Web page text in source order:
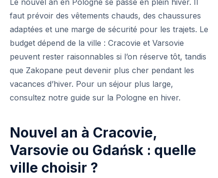
Le nouvel an en Pologne se passe en plein hiver. Il
faut prévoir des vêtements chauds, des chaussures
adaptées et une marge de sécurité pour les trajets. Le
budget dépend de la ville : Cracovie et Varsovie
peuvent rester raisonnables si l’on réserve tôt, tandis
que Zakopane peut devenir plus cher pendant les
vacances d’hiver. Pour un séjour plus large,
consultez notre guide sur la Pologne en hiver.
Nouvel an à Cracovie,
Varsovie ou Gdańsk : quelle
ville choisir ?